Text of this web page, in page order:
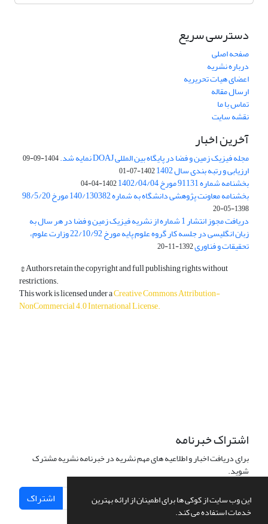
این وب سایت از کوکی ها برای اطمینان از ارائه بهترین
خدمات استفاده می کند.
دسترسی سریع
صفحه اصلی
درباره نشریه
اعضای هیات تحریریه
ارسال مقاله
تماس با ما
نقشه سایت
آخرین اخبار
مجله فیزیک زمین و فضا در پایگاه بین المللی DOAJ نمایه شد. 1404-09-09
ارزیابی و رتبه بندی سال 1402 1402-07-01
بخشنامه شماره 91131 مورخ 1402/04/04 1402-04-04
بخشنامه معاونت پژوهشی دانشگاه به شماره 140/130382 مورخ 98/5/20
1398-05-20
دریافت مجوز انتشار 1 شماره از نشریه فیزیک زمین و فضا در هر سال به
زبان انگلیسی در جلسه کار گروه علوم پایه مورخ 22/10/92 وزارت علوم،
تحقیقات و فناوری1392-11-20
© Authors retain the copyright and full publishing rights without
restrictions.
This work is licensed under aCreative Commons Attribution-
NonCommercial 4.0 International License.
اشتراک خبرنامه
برای دریافت اخبار و اطلاعیه های مهم نشریه در خبرنامه نشریه مشترک
شوید.
اشتراک